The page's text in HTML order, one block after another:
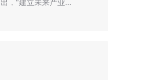
，“建立未来产业…